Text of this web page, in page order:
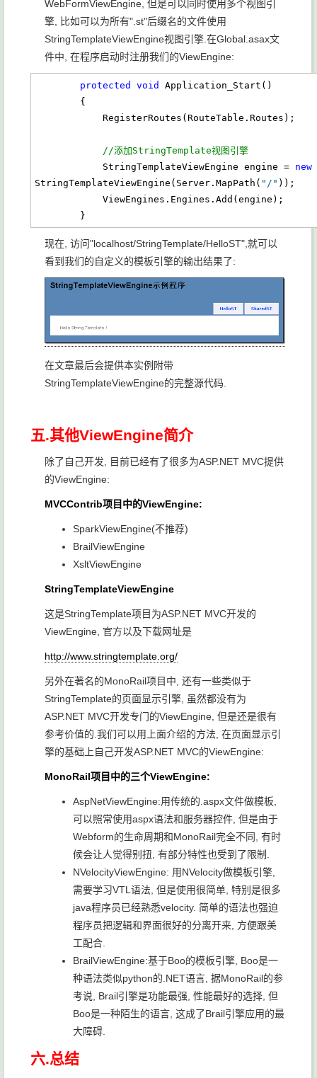
WebFormViewEngine, 但是可以同时使用多个视图引
擎, 比如可以为所有".st"后缀名的文件使用
StringTemplateViewEngine视图引擎.在Global.asax文
件中, 在程序启动时注册我们的ViewEngine:
protected void
Application_Start()
//添加StringTemplate视图引擎
            StringTemplateViewEngine engine =
new
StringTemplateViewEngine(Server.MapPath( "/" ));
        }
现在, 访问"localhost/StringTemplate/HelloST",就可以
看到我们的自定义的模板引擎的输出结果了:
在文章最后会提供本实例附带
StringTemplateViewEngine的完整源代码.
五.其他ViewEngine简介
除了自己开发, 目前已经有了很多为ASP.NET MVC提供
的ViewEngine:
MVCContrib项目中的ViewEngine:
SparkViewEngine(不推荐)
BrailViewEngine
XsltViewEngine
StringTemplateViewEngine
这是StringTemplate项目为ASP.NET MVC开发的
ViewEngine, 官方以及下载网址是
http://www.stringtemplate.org/
另外在著名的MonoRail项目中, 还有一些类似于
StringTemplate的页面显示引擎, 虽然都没有为
ASP.NET MVC开发专门的ViewEngine, 但是还是很有
参考价值的.我们可以用上面介绍的方法, 在页面显示引
擎的基础上自己开发ASP.NET MVC的ViewEngine:
MonoRail项目中的三个ViewEngine:
AspNetViewEngine:用传统的.aspx文件做模板,
可以照常使用aspx语法和服务器控件, 但是由于
Webform的生命周期和MonoRail完全不同, 有时
候会让人觉得别扭, 有部分特性也受到了限制.
NVelocityViewEngine: 用NVelocity做模板引擎,
需要学习VTL语法, 但是使用很简单, 特别是很多
java程序员已经熟悉velocity. 简单的语法也强迫
程序员把逻辑和界面很好的分离开来, 方便跟美
工配合.
BrailViewEngine:基于Boo的模板引擎, Boo是一
种语法类似python的.NET语言, 据MonoRail的参
考说, Brail引擎是功能最强, 性能最好的选择, 但
Boo是一种陌生的语言, 这成了Brail引擎应用的最
大障碍.
六.总结